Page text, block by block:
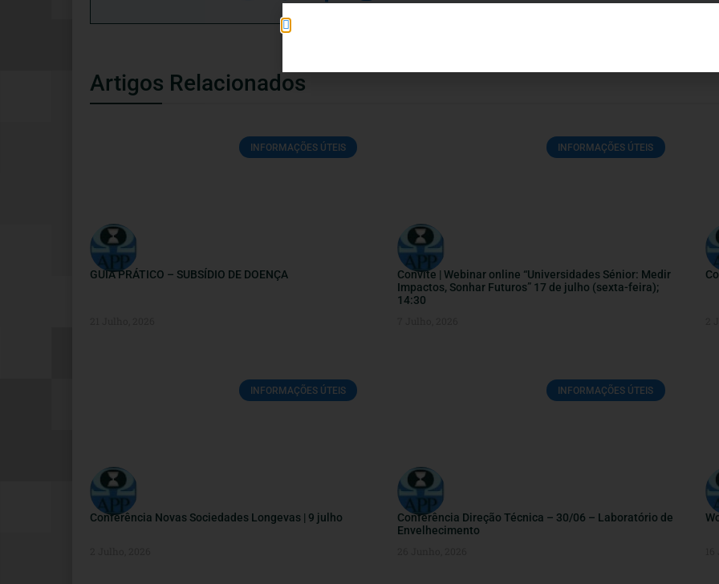
Artigos Relacionados
INFORMAÇÕES ÚTEIS
GUIA PRÁTICO – SUBSÍDIO DE DOENÇA
INFORMAÇÕES ÚTEIS
Convite | Webinar online “Universidades Sénior: Medir
Impactos, Sonhar Futuros” 17 de julho (sexta-feira);
14:30
INFORMAÇÕES ÚTEIS
Conferência Novas Sociedades Longevas | 9 julho
INFORMAÇÕES ÚTEIS
Conferência Direção Técnica – 30/06 – Laboratório de
Envelhecimento